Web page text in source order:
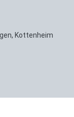
Kottenheim